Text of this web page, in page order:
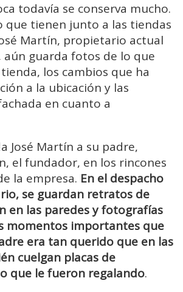
todavía se conserva mucho.
que tienen junto a las tiendas
Martín, propietario actual
aún guarda fotos de lo que
los cambios que ha
a la ubicación y las
en cuanto a
José Martín a su padre,
el fundador, en los rincones
la empresa. En el despacho
se guardan retratos de
en las paredes y fotografías
momentos importantes que
era tan querido que en las
cuelgan placas de
que le fueron regalando.